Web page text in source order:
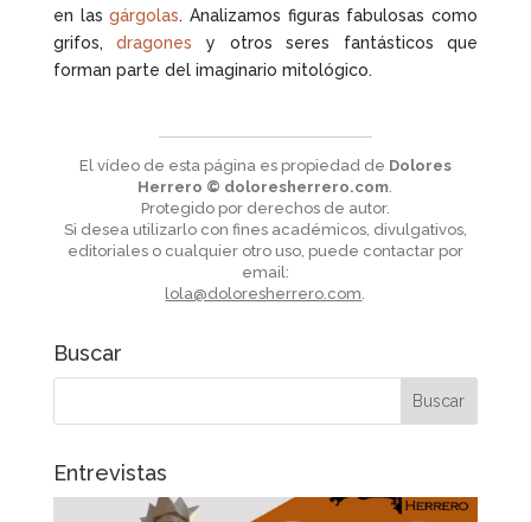
en lasgárgolas. Analizamos figuras fabulosas como
grifos,dragones y otros seres fantásticos que
forman parte del imaginario mitológico.
El vídeo de esta página es propiedad de Dolores
Herrero © doloresherrero.com
Protegido por derechos de autor.
Si desea utilizarlo con fines académicos, divulgativos,
editoriales o cualquier otro uso, puede contactar por
email:
lola@doloresherrero.com
Buscar
Entrevistas